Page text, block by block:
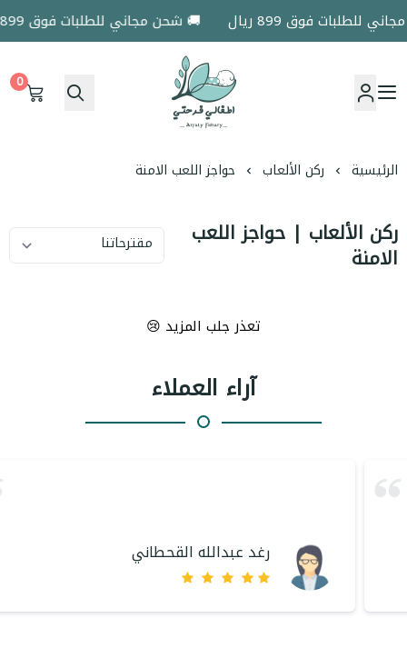
للطلبات فوق 899 ريال 🚚 شحن مجاني للطلبات فوق 899 ريال
اطفالي فرحتي
0
الرئيسية ركن الألعاب حواجز اللعب الامنة
ركن الألعاب | حواجز اللعب
الامنة
تعذر جلب المزيد 😢
آراء العملاء
رغد عبدالله القحطاني